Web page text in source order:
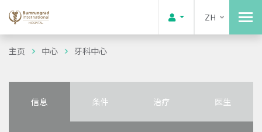
ZH
主页 中心 牙科中心
信息 条件 治疗 医生